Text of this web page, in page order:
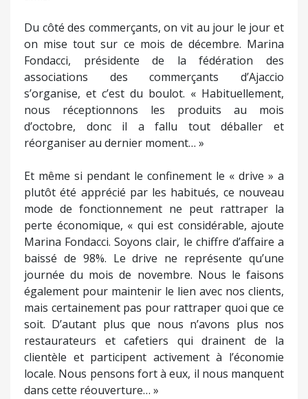
Du côté des commerçants, on vit au jour le jour et
on mise tout sur ce mois de décembre. Marina
Fondacci, présidente de la fédération des
associations des commerçants d’Ajaccio
s’organise, et c’est du boulot. « Habituellement,
nous réceptionnons les produits au mois
d’octobre, donc il a fallu tout déballer et
réorganiser au dernier moment… »
Et même si pendant le confinement le « drive » a
plutôt été apprécié par les habitués, ce nouveau
mode de fonctionnement ne peut rattraper la
perte économique, « qui est considérable, ajoute
Marina Fondacci. Soyons clair, le chiffre d’affaire a
baissé de 98%. Le drive ne représente qu’une
journée du mois de novembre. Nous le faisons
également pour maintenir le lien avec nos clients,
mais certainement pas pour rattraper quoi que ce
soit. D’autant plus que nous n’avons plus nos
restaurateurs et cafetiers qui drainent de la
clientèle et participent activement à l’économie
locale. Nous pensons fort à eux, il nous manquent
dans cette réouverture… »